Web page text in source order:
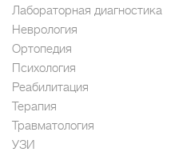
Лабораторная диагностика
Неврология
Ортопедия
Психология
Реабилитация
Терапия
Травматология
УЗИ